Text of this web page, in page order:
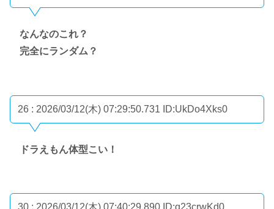
なんなのこれ？
完全にランダム？
26 : 2026/03/12(木) 07:29:50.731 ID:UkDo4Xks0
ドラえもん体型こい！
30 : 2026/03/12(木) 07:40:29.890 ID:q23crwKd0